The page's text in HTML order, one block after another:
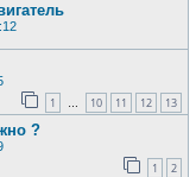
1 … 10 11 12 13
?
1 2